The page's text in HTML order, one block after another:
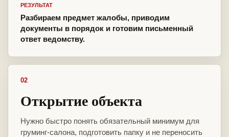
РЕЗУЛЬТАТ
Разбираем предмет жалобы, приводим
документы в порядок и готовим письменный
ответ ведомству.
02
Открытие объекта
Нужно быстро понять обязательный минимум для
груминг-салона, подготовить папку и не переносить